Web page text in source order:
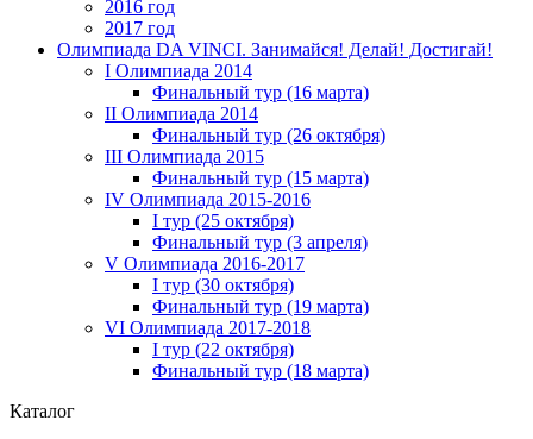
2016 год
2017 год
Олимпиада DA VINCI. Занимайся! Делай! Достигай!
I Олимпиада 2014
Финальный тур (16 марта)
II Олимпиада 2014
Финальный тур (26 октября)
III Олимпиада 2015
Финальный тур (15 марта)
IV Олимпиада 2015-2016
I тур (25 октября)
Финальный тур (3 апреля)
V Олимпиада 2016-2017
I тур (30 октября)
Финальный тур (19 марта)
VI Олимпиада 2017-2018
I тур (22 октября)
Финальный тур (18 марта)
Каталог